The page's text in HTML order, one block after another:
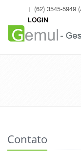
(62) 3545-5949
Contato